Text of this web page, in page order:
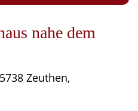
nahe dem
Zeuthen,